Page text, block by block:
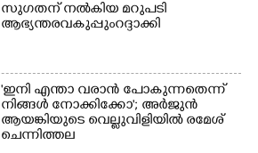
സുഗതന് നൽകിയ മറുപടി
ആഭ്യന്തരവകുപ്പും റദ്ദാക്കി
'ഇനി എന്താ വരാൻ പോകുന്നതെന്ന്
നിങ്ങൾ നോക്കിക്കോ'; അർജുൻ
ആയങ്കിയുടെ വെല്ലുവിളിയിൽ രമേശ്
ചെന്നിത്തല